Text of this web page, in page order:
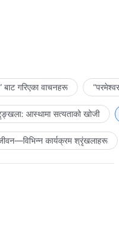
गरिएका वाचनहरू
आस्थामा सत्यताको खोजी
कार्यक्रम श्रृंखलाहरू